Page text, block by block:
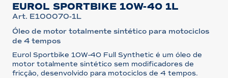
EUROL SPORTBIKE 10W-40 1L
Art. E100070-1L
Óleo de motor totalmente sintético para motociclos
de 4 tempos
Eurol Sportbike 10W-40 Full Synthetic é um óleo de
motor totalmente sintético sem modificadores de
fricção, desenvolvido para motociclos de 4 tempos.